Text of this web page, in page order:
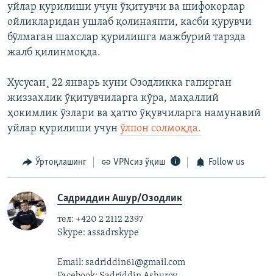
уйлар қурилиши учун ўқитувчи ва шифокорлар
ойликларидан ушлаб қолинаяпти, касби қурувчи
бўлмаган шахслар қурилишга мажбурий тарзда
жалб қилинмоқда.
Хусусан¸ 22 январь куни Озодликка гапирган
жиззахлик ўқитувчиларга кўра, маҳаллий
ҳокимлик ўзлари ва ҳатто ўқувчиларга намунавий
уйлар қурилиши учун ўлпон солмоқда.
Ўртоқлашинг VPNсиз ўқиш Follow us
Садриддин Ашур/Озодлик
тел: +420 2 2112 2397
Skype: assadrskype
Email: sadriddin61@gmail.com